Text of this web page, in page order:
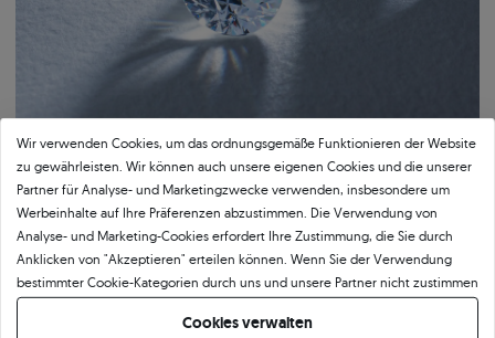
Bestätigte Qualität von SAVICKI
Unser Qualitätszertifikat garantiert Authentizität und höchsten
Ausführungsstandard. Das Dokument beschreibt detailliert die wichtigsten
Wir verwenden Cookies, um das ordnungsgemäße Funktionieren der Website
zu gewährleisten. Wir können auch unsere eigenen Cookies und die unserer
Partner für Analyse- und Marketingzwecke verwenden, insbesondere um
Werbeinhalte auf Ihre Präferenzen abzustimmen. Die Verwendung von
Analyse- und Marketing-Cookies erfordert Ihre Zustimmung, die Sie durch
Anklicken von "Akzeptieren" erteilen können. Wenn Sie der Verwendung
bestimmter Cookie-Kategorien durch uns und unsere Partner nicht zustimmen
möchten, klicken Sie auf "Lassen Sie mich wählen" und bestimmen Sie Ihre
Präferenzen. Sie können Ihre Zustimmung jederzeit widerrufen, indem Sie
Cookies verwalten